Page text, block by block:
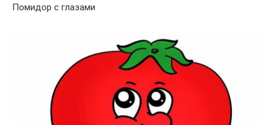
Помидор с глазами